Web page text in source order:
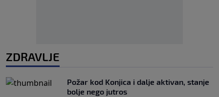
ZDRAVLJE
Požar kod Konjica i dalje aktivan, stanje
bolje nego jutros